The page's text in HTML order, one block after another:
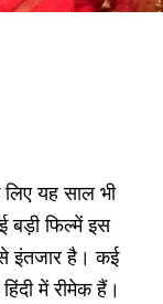
यह साल भी
बड़ी फिल्में इस
से इंतजार है। कई
में रीमेक हैं।